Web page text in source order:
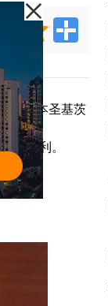
买一本圣基茨
常有利。